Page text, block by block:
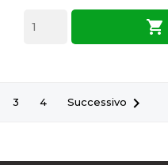

3 4 Successivo 